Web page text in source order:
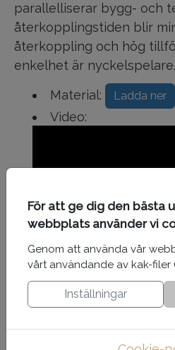
parallelliserar bygg- och
återkopplingstiden blir
återkoppling och hög
enkelhet är nyckelspelare.
Material:
Ladda ner
Video:
För att ge dig den bästa
webbplats använder vi
Genom att använda vår
vårt användande av kak-filer
Inställningar